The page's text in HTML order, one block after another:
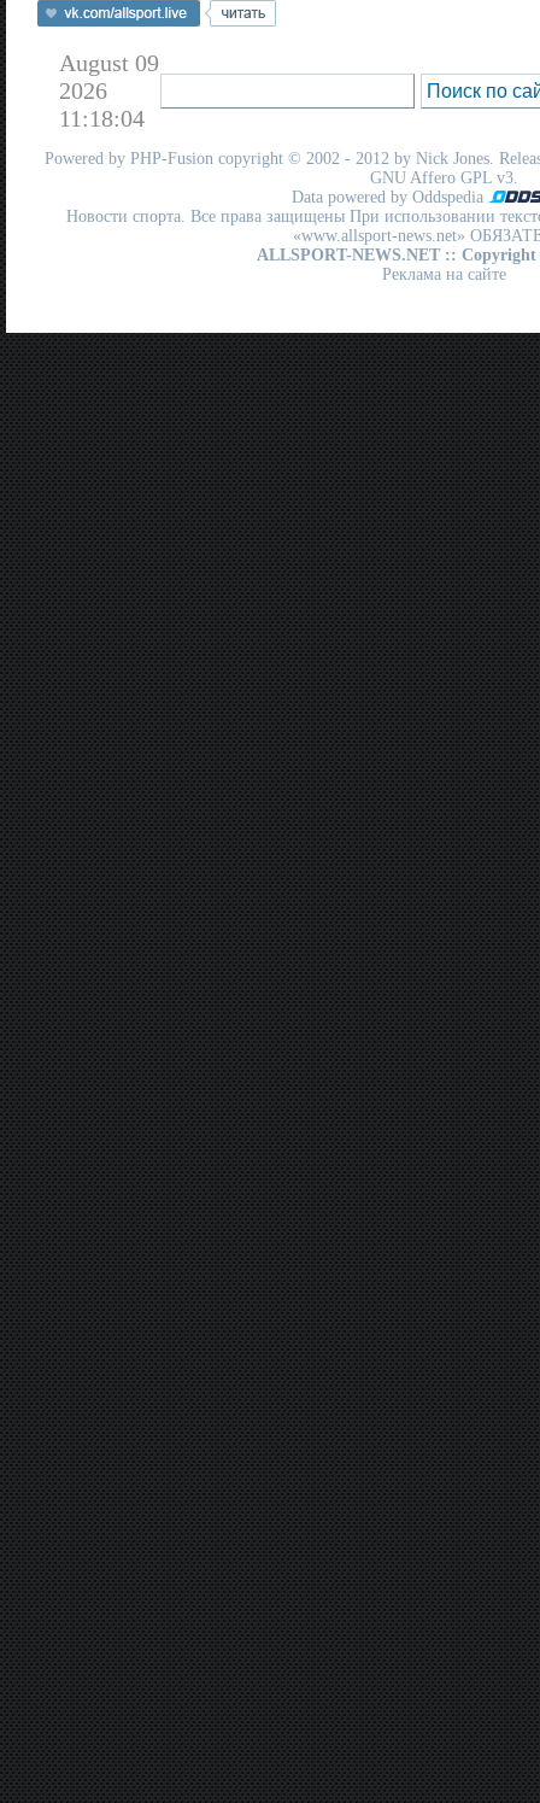
August 09
2026
11:18:04
Powered by PHP-Fusion copyright © 2002 - 2012 by Nick Jones.
GNU Affero GPL v3.
Data powered by Oddspedia
Новости спорта. Все права защищены При использовании
«www.allsport-news.net»
ALLSPORT-NEWS.NET :: Copyright
Реклама на сайте